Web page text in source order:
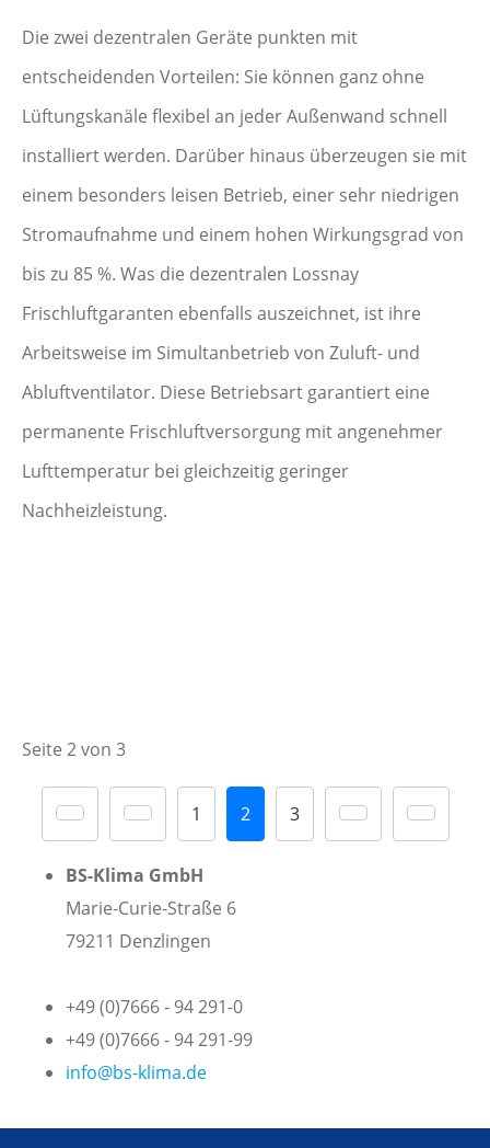
Die zwei dezentralen Geräte punkten mit
entscheidenden Vorteilen: Sie können ganz ohne
Lüftungskanäle flexibel an jeder Außenwand schnell
installiert werden. Darüber hinaus überzeugen sie mit
einem besonders leisen Betrieb, einer sehr niedrigen
Stromaufnahme und einem hohen Wirkungsgrad von
bis zu 85 %. Was die dezentralen Lossnay
Frischluftgaranten ebenfalls auszeichnet, ist ihre
Arbeitsweise im Simultanbetrieb von Zuluft- und
Abluftventilator. Diese Betriebsart garantiert eine
permanente Frischluftversorgung mit angenehmer
Lufttemperatur bei gleichzeitig geringer
Nachheizleistung.
Seite 2 von 3
1 2 3
BS-Klima GmbH
Marie-Curie-Straße 6
79211 Denzlingen
+49 (0)7666 - 94 291-0
+49 (0)7666 - 94 291-99
info@bs-klima.de